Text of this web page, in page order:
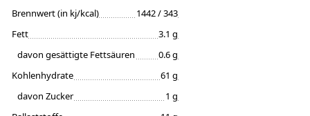
Brennwert (in kj/kcal)
1442 / 343
Fett
3.1 g
davon gesättigte Fettsäuren
0.6 g
Kohlenhydrate
61 g
davon Zucker
1 g